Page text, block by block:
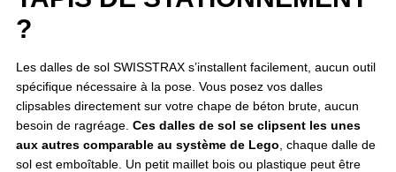
?
Les dalles de sol SWISSTRAX s’installent facilement, aucun outil
spécifique nécessaire à la pose. Vous posez vos dalles
clipsables directement sur votre chape de béton brute, aucun
besoin de ragréage. Ces dalles de sol se clipsent les unes
aux autres comparable au système de Lego , chaque dalle de
sol est emboîtable. Un petit maillet bois ou plastique peut être